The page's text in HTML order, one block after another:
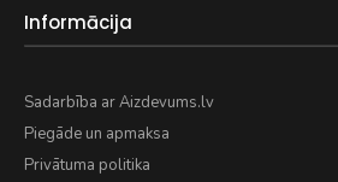
Informācija
Sadarbība ar Aizdevums.lv
Piegāde un apmaksa
Privātuma politika